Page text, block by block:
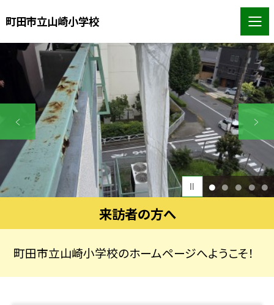
町田市立山崎小学校
1 2 3 4 5
来訪者の方へ
町田市立山崎小学校のホームページへようこそ！